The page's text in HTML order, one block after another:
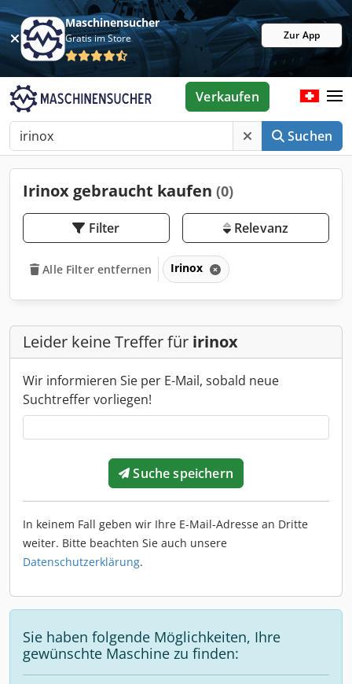
Maschinensucher
Gratis im Store Zur App
Suchen
Verkaufen
Irinox gebraucht kaufen (0)
Filter Relevanz
Alle Filter entfernen Irinox
Leider keine Treffer für irinox
Wir informieren Sie per E-Mail, sobald neue
Suchtreffer vorliegen!
Suche speichern
In keinem Fall geben wir Ihre E-Mail-Adresse an Dritte
weiter. Bitte beachten Sie auch unsere
Datenschutzerklärung.
Sie haben folgende Möglichkeiten, Ihre
gewünschte Maschine zu finden: